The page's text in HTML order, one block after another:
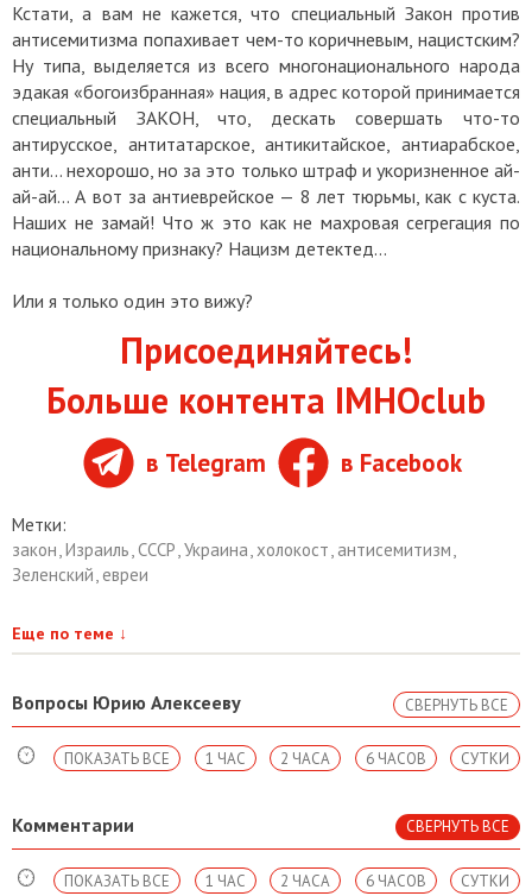
Кстати, а вам не кажется, что специальный Закон против
антисемитизма попахивает чем-то коричневым, нацистским?
Ну типа, выделяется из всего многонационального народа
эдакая «богоизбранная» нация, в адрес которой принимается
специальный ЗАКОН, что, дескать совершать что-то
антирусское, антитатарское, антикитайское, антиарабское,
анти... нехорошо, но за это только штраф и укоризненное ай-
ай-ай... А вот за антиеврейское — 8 лет тюрьмы, как с куста.
Наших не замай! Что ж это как не махровая сегрегация по
национальному признаку? Нацизм детектед...
Или я только один это вижу?
Присоединяйтесь!
Больше контента IMHOclub
в Telegram в Facebook
Метки:
закон,Израиль,СССР,Украина,холокост, антисемитизм,
Зеленский, евреи
Еще по теме ↓
Вопросы Юрию Алексееву СВЕРНУТЬ ВСЕ
СУТКИ
6 ЧАСОВ
2 ЧАСА
1 ЧАС
ПОКАЗАТЬ ВСЕ
Комментарии СВЕРНУТЬ ВСЕ
СУТКИ
6 ЧАСОВ
2 ЧАСА
1 ЧАС
ПОКАЗАТЬ ВСЕ